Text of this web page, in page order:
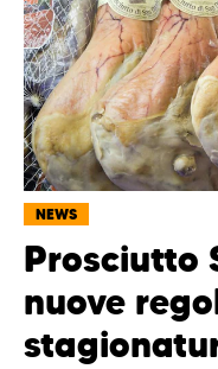
NEWS
Prosciutto
nuove